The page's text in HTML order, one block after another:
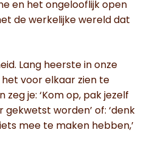
en het ongelooflijk open
de werkelijke wereld dat
Lang heerste in onze
voor elkaar zien te
je: ‘Kom op, pak jezelf
gekwetst worden’ of: ‘denk
mee te maken hebben,’